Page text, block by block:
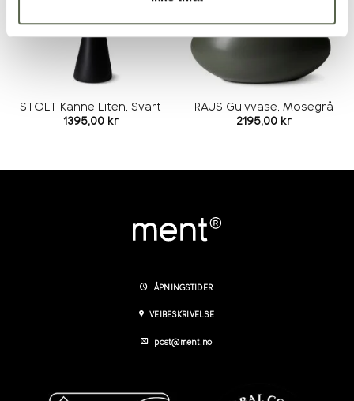
STOLT Kanne Liten, Svart
1395,00 kr
RAUS Gulvvase, Mosegrå
2195,00 kr
ÅPNINGSTIDER
VEIBESKRIVELSE
post@ment.no